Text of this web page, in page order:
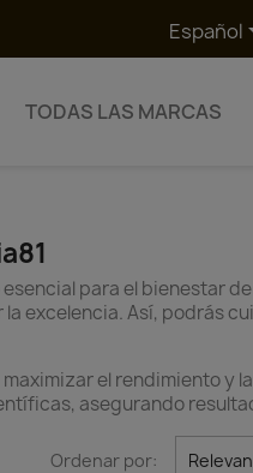
Español
TODAS LAS MARCAS
para el bienestar
excelencia. Así, podrás
el rendimiento y
asegurando
Ordenar por: